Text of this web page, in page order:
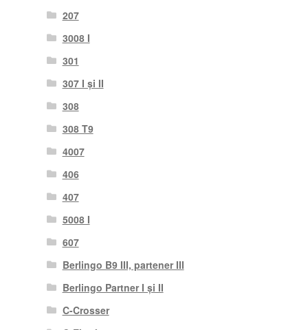
207
3008 I
301
307 I și II
308
308 T9
4007
406
407
5008 I
607
Berlingo B9 III, partener III
Berlingo Partner I și II
C-Crosser